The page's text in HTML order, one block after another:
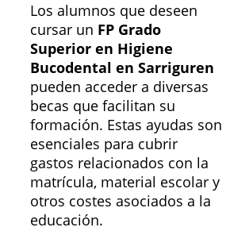
Los alumnos que deseen
cursar un FP Grado
Superior en Higiene
Bucodental en Sarriguren
pueden acceder a diversas
becas que facilitan su
formación. Estas ayudas son
esenciales para cubrir
gastos relacionados con la
matrícula, material escolar y
otros costes asociados a la
educación.